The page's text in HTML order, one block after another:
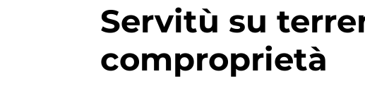
servitù su terreno in
comproprietà